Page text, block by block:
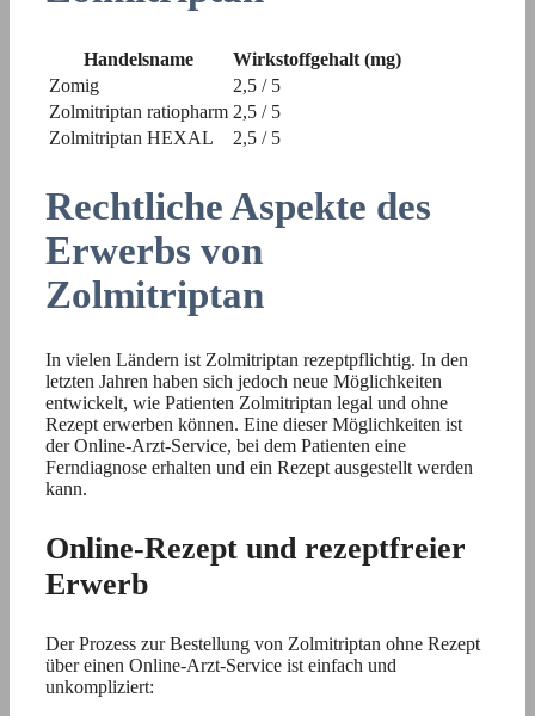
Handelsname
Wirkstoffgehalt (mg)
Zomig
2,5 / 5
Zolmitriptan ratiopharm 2,5 / 5
Zolmitriptan HEXAL
2,5 / 5
Rechtliche Aspekte des
Erwerbs von
Zolmitriptan
In vielen Ländern ist Zolmitriptan rezeptpflichtig. In den
letzten Jahren haben sich jedoch neue Möglichkeiten
entwickelt, wie Patienten Zolmitriptan legal und ohne
Rezept erwerben können. Eine dieser Möglichkeiten ist
der Online-Arzt-Service, bei dem Patienten eine
Ferndiagnose erhalten und ein Rezept ausgestellt werden
kann.
Online-Rezept und rezeptfreier
Erwerb
Der Prozess zur Bestellung von Zolmitriptan ohne Rezept
über einen Online-Arzt-Service ist einfach und
unkompliziert: